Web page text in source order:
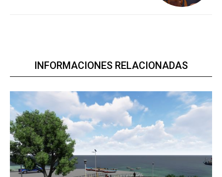
INFORMACIONES RELACIONADAS